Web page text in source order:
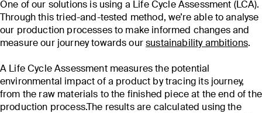
One of our solutions is using a Life Cycle Assessment (LCA).
Through this tried-and-tested method, we’re able to analyse
our production processes to make informed changes and
measure our journey towards oursustainability ambitions.
A Life Cycle Assessment measures the potential
environmental impact of a product by tracing its journey,
from the raw materials to the finished piece at the end of the
production process.The results are calculated using the